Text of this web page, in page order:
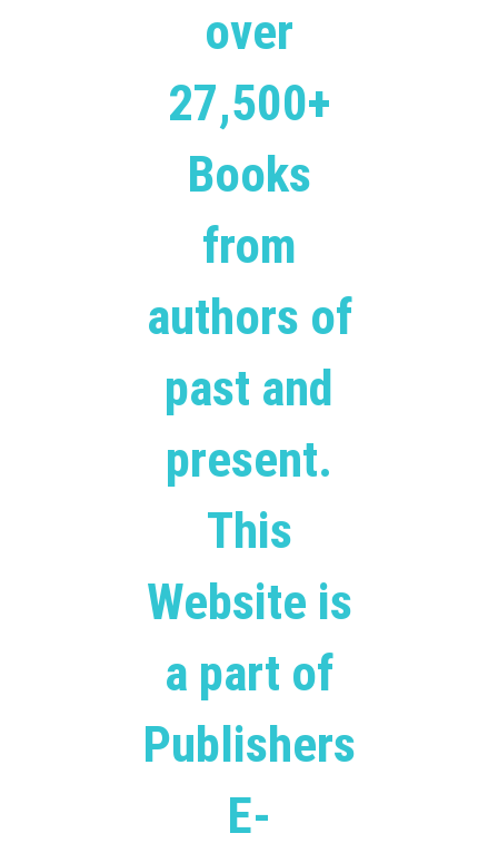
over
27,500+
Books
from
authors of
past and
present.
This
Website is
a part of
Publishers
E-